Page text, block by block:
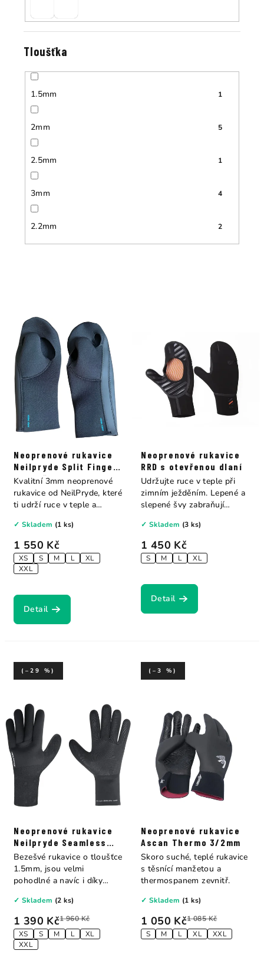
Tloušťka
1.5mm 1
2mm 5
2.5mm 1
3mm 4
2.2mm 2
Neoprenové rukavice
Neilpryde Split Finger
s otevřenou dlaní
1 550 Kč
XS S M L
XL
XXL
✓ Skladem (1 ks)
Detail
Kvalitní 3mm neoprenové
rukavice od NeilPryde, které
ti udrží ruce v teple a
Neoprenové rukavice
RRD s otevřenou dlaní
1 450 Kč
S M L XL
✓ Skladem (3 ks)
Detail
Udržujte ruce v teple při
zimním ježděním. Lepené a
slepené švy zabraňují
Neoprenové rukavice
Neilpryde Seamless
Glove 1.5mm
1 390 Kč1 960 Kč
(–29 %)
XS S M L
XL
XXL
✓ Skladem (2 ks)
Bezešvé rukavice o tloušťce
1.5mm, jsou velmi
pohodlné a navíc i díky
Neoprenové rukavice
Ascan Thermo 3/2mm
1 050 Kč1 085 Kč
(–3 %)
S M L XL XXL
✓ Skladem (1 ks)
Skoro suché, teplé rukavice
s těsnící manžetou a
thermospanem zevnitř.